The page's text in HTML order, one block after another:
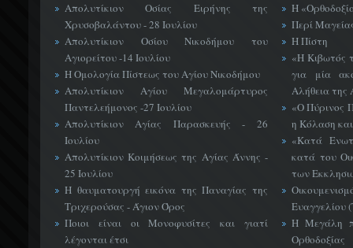
Απολυτίκιον Οσίας Ειρήνης της
Χρυσοβαλάντου - 28 Ιουλίου
Απολυτίκιον Οσίου Νικοδήμου του
Αγιορείτου -14 Ιουλίου
Η Ομολογία Πίστεως του Αγίου Νικοδήμου
Απολυτίκιον Αγίου Μεγαλομάρτυρος
Παντελεήμονος -27 Ιουλίου
Απολυτίκιον Αγίας Παρασκευής - 26
Ιουλίου
Απολυτίκιον Κοιμήσεως της Αγίας Άννης -
25 Ιουλίου
Η θαυματουργή εικόνα της Παναγίας της
Τριχερούσας - Άγιον Όρος
Ποιοι είναι οι Μονοφυσίτες και γιατί
λέγονται έτσι
Η
Περί
Η Πίστη
«H Κιβωτός
για μία
Αλήθεια της
«Ο Πύρινος
η Κόλαση
«Κατά
κατά του
των
Ευαγγελίου
Η Μεγάλη
Ορθοδοξίας